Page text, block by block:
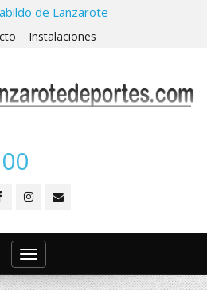
de Lanzarote
Instalaciones
Toggle
navigation